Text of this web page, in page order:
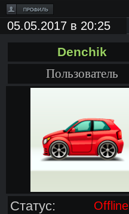
05.05.2017 в 20:25
Denchik
Пользователь
Статус: Offline